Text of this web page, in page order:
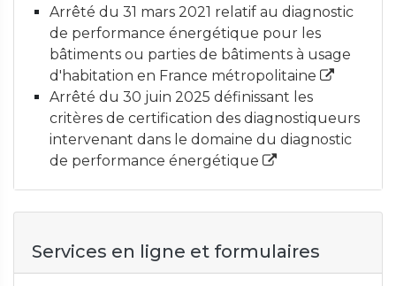
Arrêté du 31 mars 2021 relatif au diagnostic
de performance énergétique pour les
bâtiments ou parties de bâtiments à usage
d'habitation en France métropolitaine
Arrêté du 30 juin 2025 définissant les
critères de certification des diagnostiqueurs
intervenant dans le domaine du diagnostic
de performance énergétique
Services en ligne et formulaires